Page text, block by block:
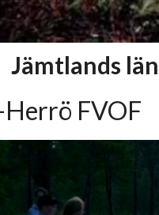
Jämtlands
Herrö FVOF